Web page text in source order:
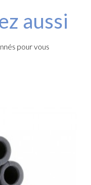
aussi
pour vous